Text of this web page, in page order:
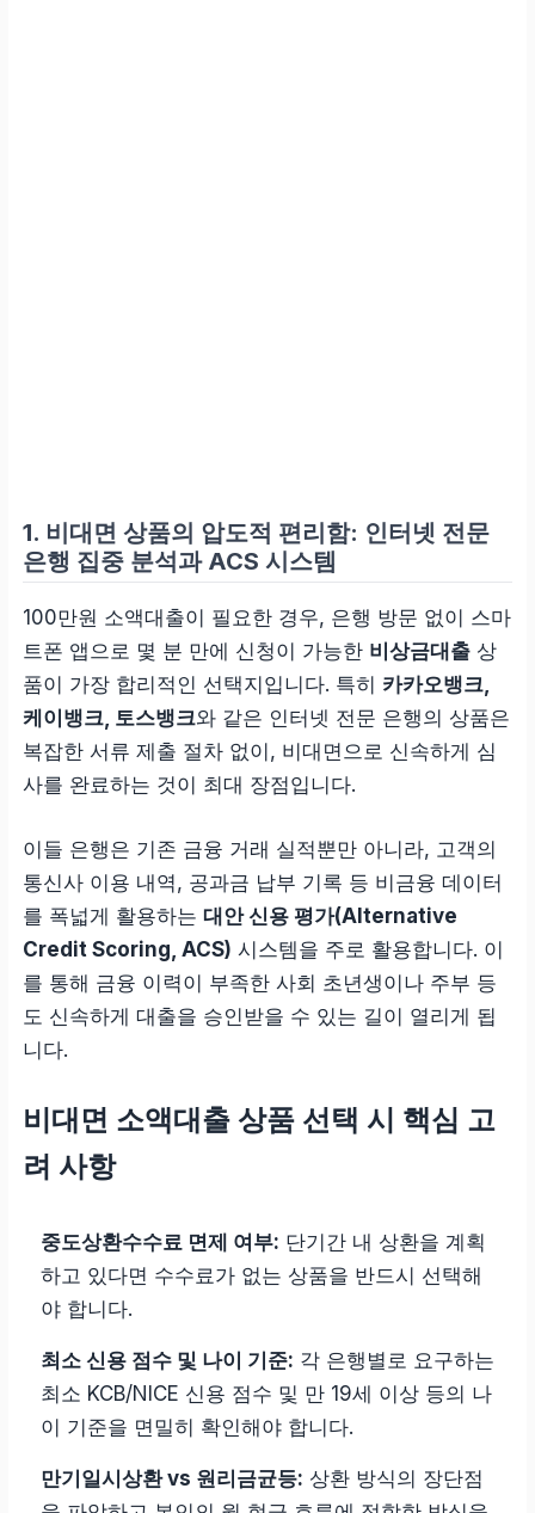
1. 비대면 상품의 압도적 편리함: 인터넷 전문
은행 집중 분석과 ACS 시스템
100만원 소액대출이 필요한 경우, 은행 방문 없이 스마
트폰 앱으로 몇 분 만에 신청이 가능한 비상금대출 상
품이 가장 합리적인 선택지입니다. 특히 카카오뱅크,
케이뱅크, 토스뱅크와 같은 인터넷 전문 은행의 상품은
복잡한 서류 제출 절차 없이, 비대면으로 신속하게 심
사를 완료하는 것이 최대 장점입니다.
이들 은행은 기존 금융 거래 실적뿐만 아니라, 고객의
통신사 이용 내역, 공과금 납부 기록 등 비금융 데이터
를 폭넓게 활용하는 대안 신용 평가(Alternative
Credit Scoring, ACS) 시스템을 주로 활용합니다. 이
를 통해 금융 이력이 부족한 사회 초년생이나 주부 등
도 신속하게 대출을 승인받을 수 있는 길이 열리게 됩
니다.
비대면 소액대출 상품 선택 시 핵심 고
려 사항
중도상환수수료 면제 여부: 단기간 내 상환을 계획
하고 있다면 수수료가 없는 상품을 반드시 선택해
야 합니다.
최소 신용 점수 및 나이 기준: 각 은행별로 요구하는
최소 KCB/NICE 신용 점수 및 만 19세 이상 등의 나
이 기준을 면밀히 확인해야 합니다.
만기일시상환 vs 원리금균등: 상환 방식의 장단점